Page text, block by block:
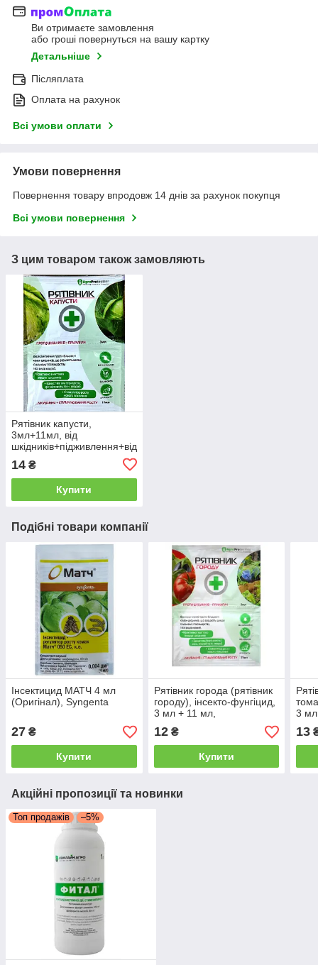
Ви отримаєте замовлення
або гроші повернуться на вашу картку
Детальніше
Післяплата
Оплата на рахунок
Всі умови оплати
Умови повернення
Повернення товару впродовж 14 днів за рахунок покупця
Всі умови повернення
З цим товаром також замовляють
Рятівник капусти,
3мл+11мл, від
шкідників+підживлення+від
14 ₴
Купити
Подібні товари компанії
Інсектицид МАТЧ 4 мл
(Оригінал), Syngenta
27 ₴
Купити
Рятівник города (рятівник
городу), інсекто-фунгіцид,
3 мл + 11 мл,
AGROPROTECTION
12₴
Купити
3
13
Акційні пропозиції та новинки
Топ продажів –5%